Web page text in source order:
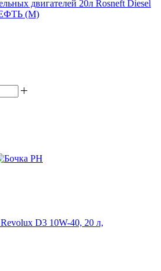
двигателей 20л Rosneft Diesel
(М)
D3 10W-40, 20 л,